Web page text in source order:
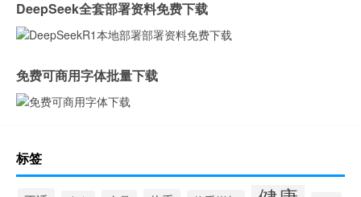
DeepSeek全套部署资料免费下载
免费可商用字体批量下载
标签